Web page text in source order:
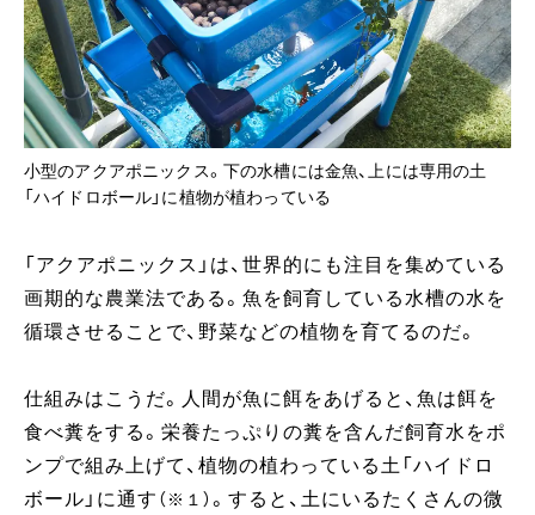
小型のアクアポニックス。下の水槽には金魚、上には専用の土
「ハイドロボール」に植物が植わっている
「アクアポニックス」は、世界的にも注目を集めている
画期的な農業法である。魚を飼育している水槽の水を
循環させることで、野菜などの植物を育てるのだ。
仕組みはこうだ。人間が魚に餌をあげると、魚は餌を
食べ糞をする。栄養たっぷりの糞を含んだ飼育水をポ
ンプで組み上げて、植物の植わっている土「ハイドロ
ボール」に通す （※１） 。すると、土にいるたくさんの微